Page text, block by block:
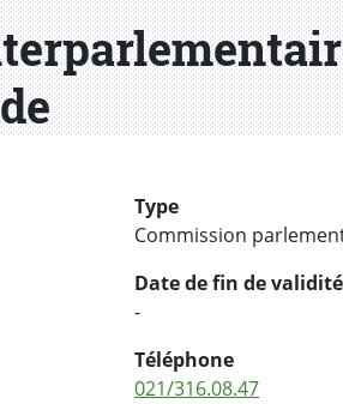
Type
Commission
Date de fin de validité
-
Téléphone
021/316.08.47